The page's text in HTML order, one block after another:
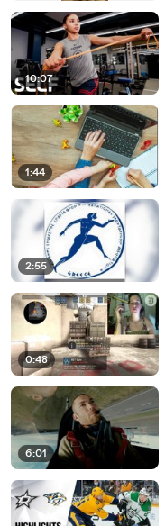
10:07
1:44
2:55
0:48
6:01